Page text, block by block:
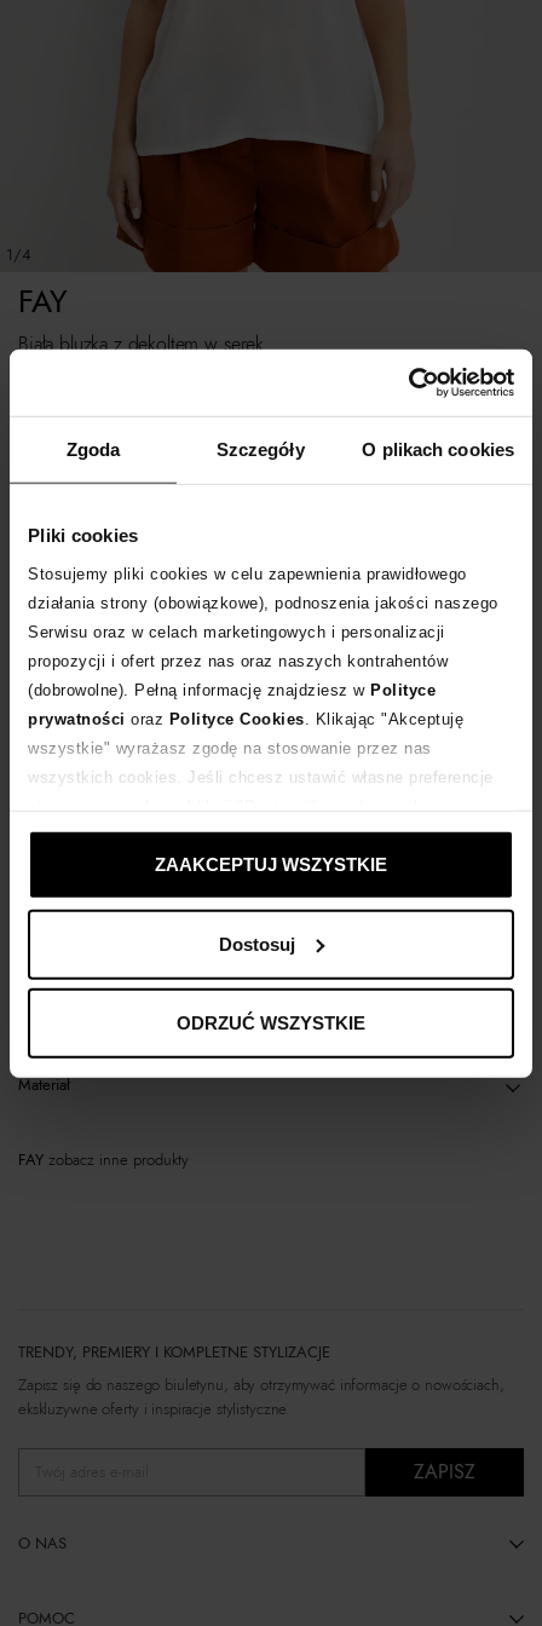
Zgoda Szczegóły O plikach cookies
Pliki cookies
Stosujemy pliki cookies w celu zapewnienia prawidłowego
działania strony (obowiązkowe), podnoszenia jakości naszego
Serwisu oraz w celach marketingowych i personalizacji
propozycji i ofert przez nas oraz naszych kontrahentów
(dobrowolne). Pełną informację znajdziesz w Polityce
prywatności oraz Polityce Cookies . Klikając "Akceptuję
wszystkie" wyrażasz zgodę na stosowanie przez nas
wszystkich cookies. Jeśli chcesz ustawić własne preferencje
ustawienia prywatności.
ZAAKCEPTUJ WSZYSTKIE
Dostosuj
ODRZUĆ WSZYSTKIE
1/4
Biała bluzka z dekoltem w serek
FAY
Rozmiarówka standardowa.
Tabela rozmiarów
POWIADOM O DOSTAWIE
Dostawa od 0 zł
14 dni na zwrot towaru
Kup teraz, Zapłać później!
Materiał
FAY zobacz inne produkty
TRENDY, PREMIERY I KOMPLETNE STYLIZACJE
Zapisz się do naszego biuletynu, aby otrzymywać informacje o nowościach,
ekskluzywne oferty i inspiracje stylistyczne.
ZAPISZ
O NAS
POMOC